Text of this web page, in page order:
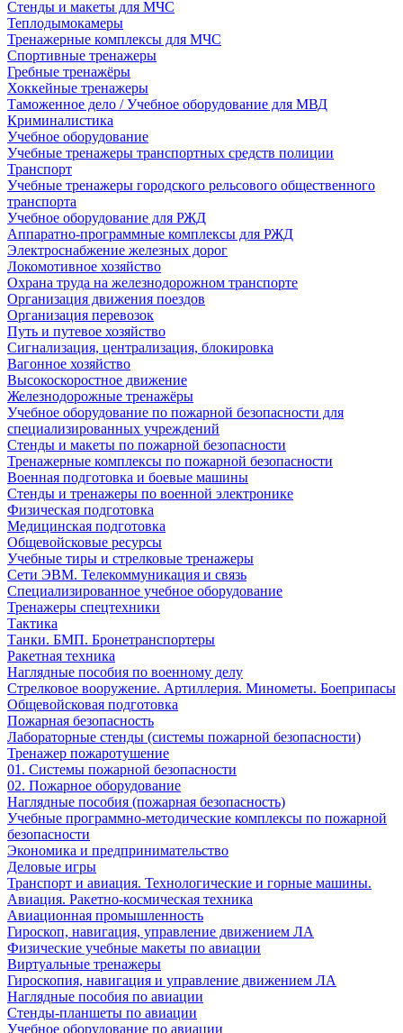
Стенды и макеты для МЧС
Теплодымокамеры
Тренажерные комплексы для МЧС
Спортивные тренажеры
Гребные тренажёры
Хоккейные тренажеры
Таможенное дело / Учебное оборудование для МВД
Криминалистика
Учебное оборудование
Учебные тренажеры транспортных средств полиции
Транспорт
Учебные тренажеры городского рельсового общественного
транспорта
Учебное оборудование для РЖД
Аппаратно-программные комплексы для РЖД
Электроснабжение железных дорог
Локомотивное хозяйство
Охрана труда на железнодорожном транспорте
Организация движения поездов
Организация перевозок
Путь и путевое хозяйство
Сигнализация, централизация, блокировка
Вагонное хозяйство
Высокоскоростное движение
Железнодорожные тренажёры
Учебное оборудование по пожарной безопасности для
специализированных учреждений
Стенды и макеты по пожарной безопасности
Тренажерные комплексы по пожарной безопасности
Военная подготовка и боевые машины
Стенды и тренажеры по военной электронике
Физическая подготовка
Медицинская подготовка
Общевойсковые ресурсы
Учебные тиры и стрелковые тренажеры
Сети ЭВМ. Телекоммуникация и связь
Специализированное учебное оборудование
Тренажеры спецтехники
Тактика
Танки. БМП. Бронетранспортеры
Ракетная техника
Наглядные пособия по военному делу
Стрелковое вооружение. Артиллерия. Минометы. Боеприпасы
Общевойсковая подготовка
Пожарная безопасность
Лабораторные стенды (системы пожарной безопасности)
Тренажер пожаротушение
01. Системы пожарной безопасности
02. Пожарное оборудование
Наглядные пособия (пожарная безопасность)
Учебные программно-методические комплексы по пожарной
безопасности
Экономика и предпринимательство
Деловые игры
Транспорт и авиация. Технологические и горные машины.
Авиация. Ракетно-космическая техника
Авиационная промышленность
Гироскоп, навигация, управление движением ЛА
Физические учебные макеты по авиации
Виртуальные тренажеры
Гироскопия, навигация и управление движением ЛА
Наглядные пособия по авиации
Стенды-планшеты по авиации
Учебное оборудование по авиации